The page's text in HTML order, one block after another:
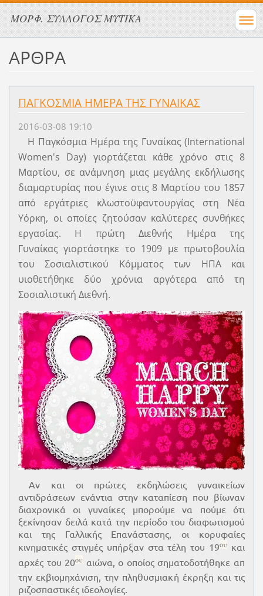
ΜΟΡΦ. ΣΥΛΛΟΓΟΣ ΜΥΤΙΚΑ
ΑΡΘΡΑ
ΠΑΓΚΟΣΜΙΑ ΗΜΕΡΑ ΤΗΣ ΓΥΝΑΙΚΑΣ
2016-03-08 19:10
Η Παγκόσμια Ημέρα της Γυναίκας (International
Women's Day) γιορτάζεται κάθε χρόνο στις 8
Μαρτίου, σε ανάμνηση μιας μεγάλης εκδήλωσης
διαμαρτυρίας που έγινε στις 8 Μαρτίου του 1857
από εργάτριες κλωστοϋφαντουργίας στη Νέα
Υόρκη, οι οποίες ζητούσαν καλύτερες συνθήκες
εργασίας. Η πρώτη Διεθνής Ημέρα της
Γυναίκας γιορτάστηκε το 1909 με πρωτοβουλία
του Σοσιαλιστικού Κόμματος των ΗΠΑ και
υιοθετήθηκε δύο χρόνια αργότερα από τη
Σοσιαλιστική Διεθνή.
Αν και οι πρώτες εκδηλώσεις γυναικείων
αντιδράσεων ενάντια στην καταπίεση που βίωναν
διαχρονικά οι γυναίκες μπορούμε να πούμε ότι
ξεκίνησαν δειλά κατά την περίοδο του διαφωτισμού
και της Γαλλικής Επανάστασης, οι κορυφαίες
κινηματικές στιγμές υπήρξαν στα τέλη του 19ου και
αρχές του 20ου αιώνα, ο οποίος σηματοδοτήθηκε απ
την εκβιομηχάνιση, την πληθυσμιακή έκρηξη και τις
ριζοσπαστικές ιδεολογίες.